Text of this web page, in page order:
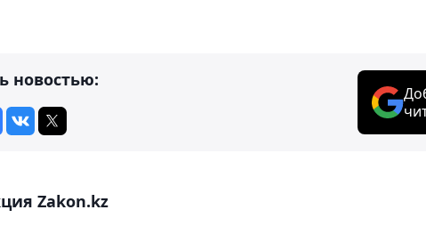
новостью:
Zakon.kz